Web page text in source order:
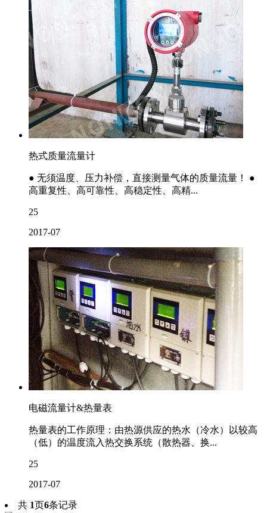
热式质量流量计
● 无须温度、压力补偿，直接测量气体的质量流量！ ●
高重复性、高可靠性、高稳定性、高精...
25
2017-07
电磁流量计&热量表
热量表的工作原理：由热源供应的热水（冷水）以较高
（低）的温度流入热交换系统（散热器、换...
25
2017-07
共 1页6条记录